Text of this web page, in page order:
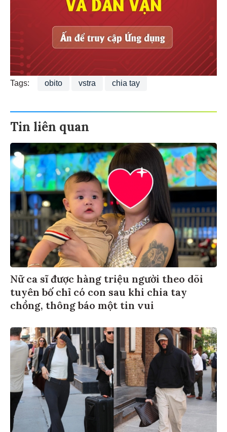
Tags: obito vstra chia tay
Tin liên quan
Nữ ca sĩ được hàng triệu người theo dõi
tuyên bố chỉ có con sau khi chia tay
chồng, thông báo một tin vui